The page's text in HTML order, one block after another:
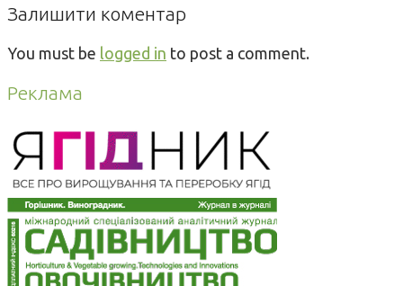
Залишити коментар
You must be logged in to post a comment.
Реклама